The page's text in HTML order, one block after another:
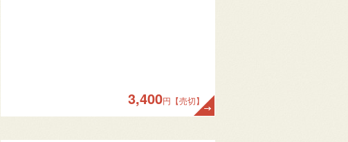
3,400円【売切】